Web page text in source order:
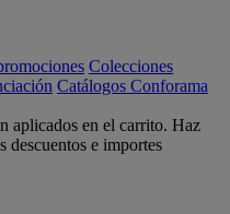
Colecciones
Catálogos Conforama
aplicados en el carrito. Haz
descuentos e importes